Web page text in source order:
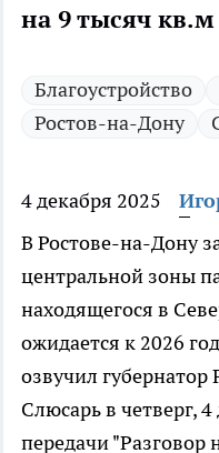
на 9 тысяч кв.м
Благоустройство
Ростов-на-Дону
4 декабря 2025
В Ростове-на-Дону
центральной зоны
находящегося в
ожидается к 2026
озвучил
Слюсарь в четверг,
передачи